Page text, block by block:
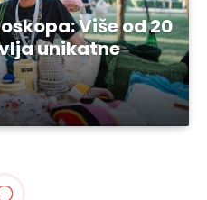
Više od 20
unikatne